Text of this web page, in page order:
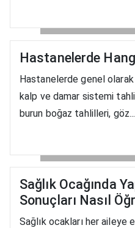
Hastanelerde
Hastanelerde genel
kalp ve damar sistemi
burun boğaz tahlilleri, göz...
Sağlık Ocağında
Sonuçları Nasıl
Sağlık ocakları her aileye